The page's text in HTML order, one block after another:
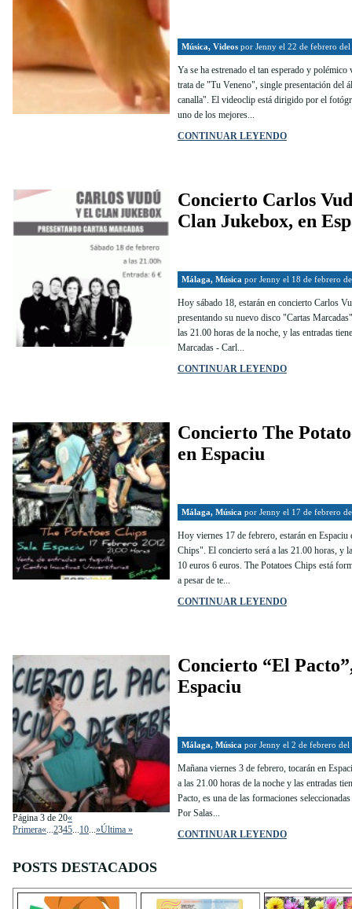
Música, Videos por Jenny el 22 de febrero
Ya se ha estrenado el tan esperado y
trata de "Tu Veneno", single presentación del
canalla". El videoclip está dirigido por el
uno de los mejores...
CONTINUAR LEYENDO
Concierto Carlos
Clan Jukebox, en
Málaga, Música por Jenny el 18 de febrero
Hoy sábado 18, estarán en concierto Carlos
presentando su nuevo disco "Cartas
las 21.00 horas de la noche, y las entradas
Marcadas - Carl...
CONTINUAR LEYENDO
Concierto The
en Espaciu
Málaga, Música por Jenny el 17 de febrero
Hoy viernes 17 de febrero, estarán en
Chips". El concierto será a las 21.00 horas, y
10 euros 6 euros. The Potatoes Chips está
a pesar de te...
CONTINUAR LEYENDO
Concierto “El
Espaciu
Málaga, Música por Jenny el 2 de febrero del
Mañana viernes 3 de febrero, tocarán en
a las 21.00 horas de la noche y las entradas
Pacto, es una de las formaciones
Por Salas...
CONTINUAR LEYENDO
Página 3 de 20«
Primera«...2345...10...»Última »
POSTS DESTACADOS